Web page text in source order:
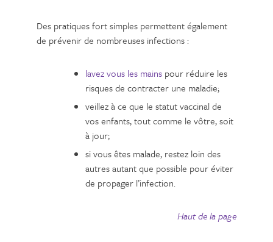
Des pratiques fort simples permettent également
de prévenir de nombreuses infections :
lavez vous les mains pour réduire les
risques de contracter une maladie;
veillez à ce que le statut vaccinal de
vos enfants, tout comme le vôtre, soit
à jour;
si vous êtes malade, restez loin des
autres autant que possible pour éviter
de propager l’infection.
Haut de la page